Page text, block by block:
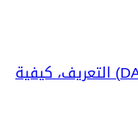
التسليم في مكان الوصول (DAP) التعريف، كيفية